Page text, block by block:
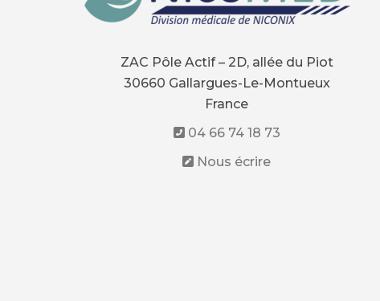
ZAC Pôle Actif – 2D, allée du Piot
30660 Gallargues-Le-Montueux
France
04 66 74 18 73
Nous écrire